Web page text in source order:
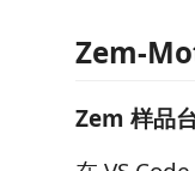
Zem-
Zem 样品